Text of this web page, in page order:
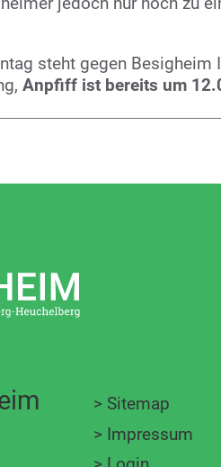
steht gegen Besigheim
Anpfiff ist bereits um
> Sitemap
> Impressum